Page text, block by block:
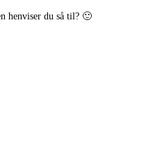
henviser du så til? 🙂